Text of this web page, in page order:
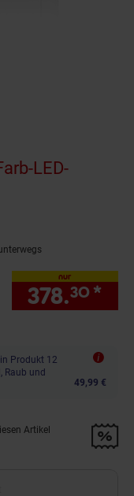
LED-
nur
378.30 *
Produkt 12
Raub und
49,99 €
auf diesen Artikel
Artikel